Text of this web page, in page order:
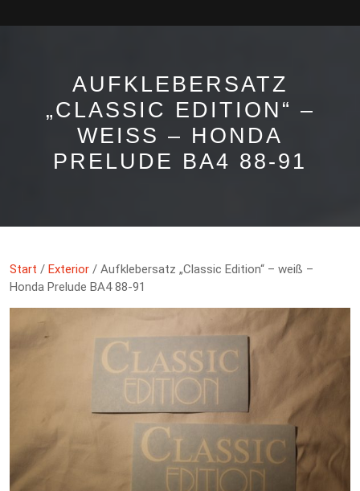
Button
AUFKLEBERSATZ
„CLASSIC EDITION“ –
WEISS – HONDA P
RELUDE BA4 88-91
Start / Exterior / Aufklebersatz „Classic Edition“ – weiß –
Honda Prelude BA4 88-91